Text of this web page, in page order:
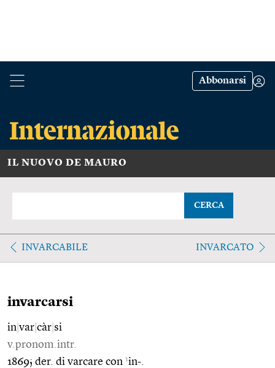
Abbonarsi
IL NUOVO DE MAURO
CERCA
INVARCABILE INVARCATO
invarcarsi
in var càr si
v.pronom.intr.
1869; der. di varcare con 1in-.